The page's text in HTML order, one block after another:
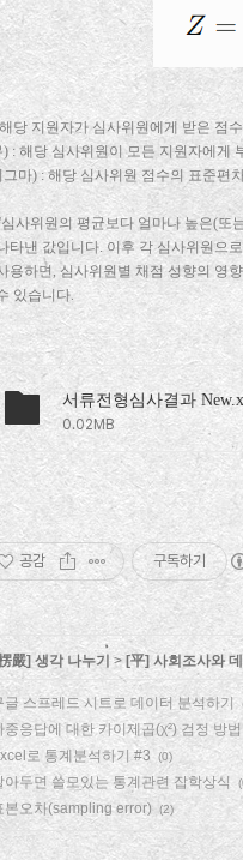
당 지원자가 심사위원에게 받은 점수
) : 해당 심사위원이 모든 지원자에게
그마) : 해당 심사위원 점수의 표준편
사위원의 평균보다 얼마나 높은(또
타낸 값입니다. 이후 각 심사위원으
용하면, 심사위원별 채점 성향의 영
있습니다.
서류전형심사결과
0.02MB
공감 구독하기
嚴] 생각 나누기 > [平] 사회조사와
글 스프레드 시트로 데이터 분석하기
중응답에 대한 카이제곱(χ²) 검정 방
로 통계분석하기 #3 (0)
아두면 쓸모있는 통계관련 잡학상식
본오차(sampling error) (2)